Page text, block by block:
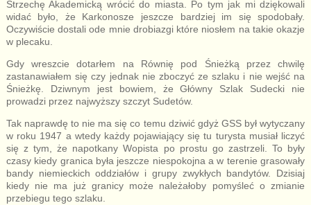
Strzechę Akademicką wrócić do miasta. Po tym jak mi dziękowali
widać było, że Karkonosze jeszcze bardziej im się spodobały.
Oczywiście dostali ode mnie drobiazgi które niosłem na takie okazje
w plecaku.
Gdy wreszcie dotarłem na Równię pod Śnieżką przez chwilę
zastanawiałem się czy jednak nie zboczyć ze szlaku i nie wejść na
Śnieżkę. Dziwnym jest bowiem, że Główny Szlak Sudecki nie
prowadzi przez najwyższy szczyt Sudetów.
Tak naprawdę to nie ma się co temu dziwić gdyż GSS był wytyczany
w roku 1947 a wtedy każdy pojawiający się tu turysta musiał liczyć
się z tym, że napotkany Wopista po prostu go zastrzeli. To były
czasy kiedy granica była jeszcze niespokojna a w terenie grasowały
bandy niemieckich oddziałów i grupy zwykłych bandytów. Dzisiaj
kiedy nie ma już granicy może należałoby pomyśleć o zmianie
przebiegu tego szlaku.